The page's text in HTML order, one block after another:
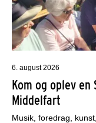
6. august 2026
Kom og oplev en
Middelfart
Musik, foredrag,